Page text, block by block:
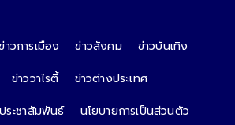
Group
คม ชัด ลึก
Spring News